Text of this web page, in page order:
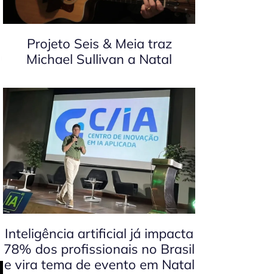
Projeto Seis & Meia traz
Michael Sullivan a Natal
Inteligência artificial já impacta
78% dos profissionais no Brasil
e vira tema de evento em Natal